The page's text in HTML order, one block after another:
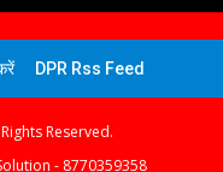
DPR Rss Feed
Reserved.
- 8770359358